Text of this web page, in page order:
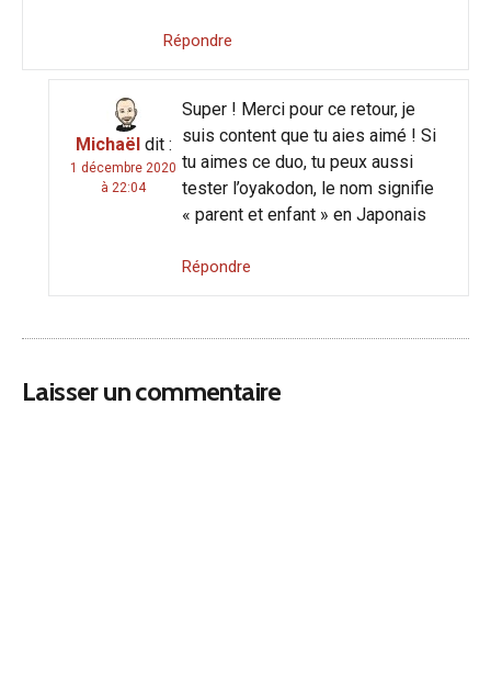
Répondre
Michaël dit :
1 décembre 2020
à 22:04
Super ! Merci pour ce retour, je
suis content que tu aies aimé ! Si
tu aimes ce duo, tu peux aussi
tester l’oyakodon, le nom signifie
« parent et enfant » en Japonais
Répondre
Laisser un commentaire